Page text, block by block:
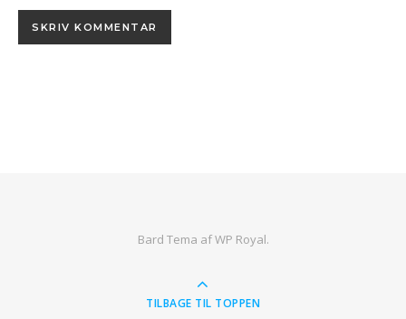
Bard Tema afWP Royal.
TILBAGE TIL TOPPEN